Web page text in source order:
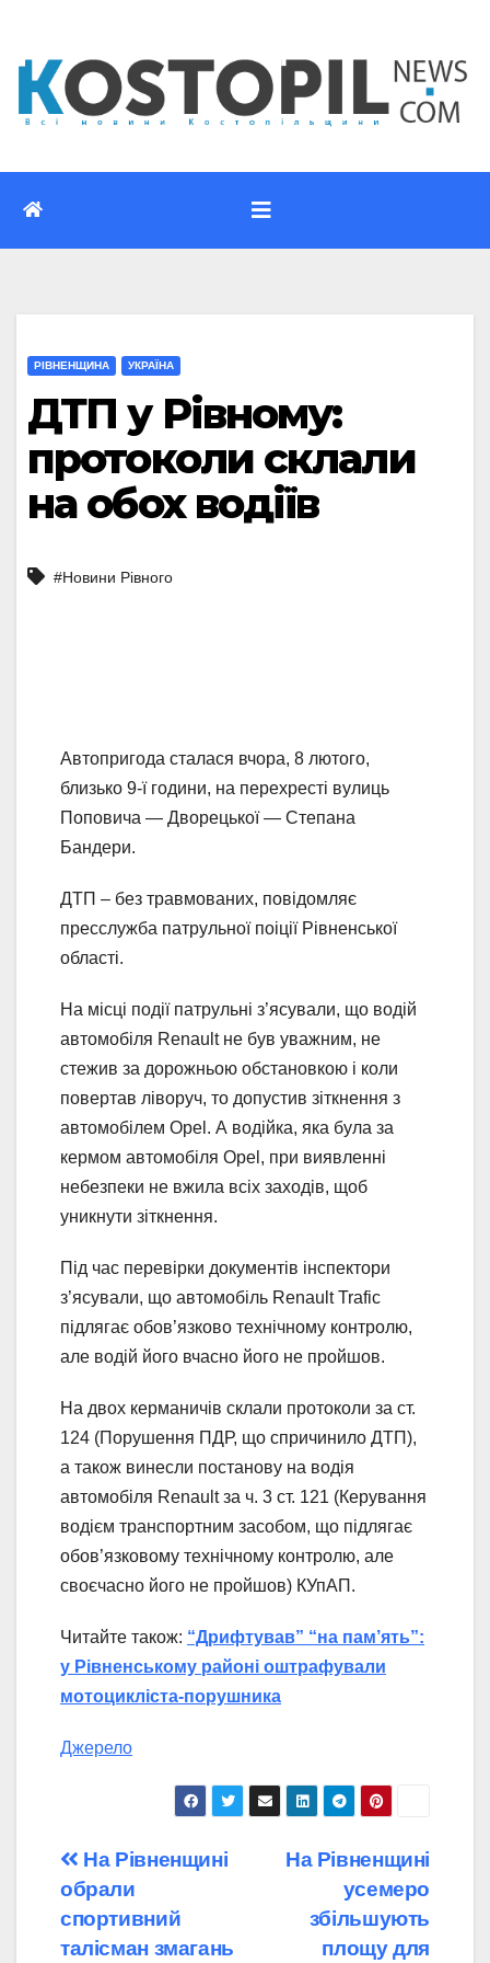
вмісту
РІВНЕНЩИНА УКРАЇНА
ДТП у Рівному:
протоколи склали
на обох водіїв
#Новини Рівного
Автопригода сталася вчора, 8 лютого,
близько 9-ї години, на перехресті вулиць
Поповича — Дворецької — Степана
Бандери.
ДТП – без травмованих, повідомляє
пресслужба патрульної поіції Рівненської
області.
На місці події патрульні з’ясували, що водій
автомобіля Renault не був уважним, не
стежив за дорожньою обстановкою і коли
повертав ліворуч, то допустив зіткнення з
автомобілем Opel. А водійка, яка була за
кермом автомобіля Opel, при виявленні
небезпеки не вжила всіх заходів, щоб
уникнути зіткнення.
Під час перевірки документів інспектори
з’ясували, що автомобіль Renault Trafic
підлягає обов’язково технічному контролю,
але водій його вчасно його не пройшов.
На двох керманичів склали протоколи за ст.
124 (Порушення ПДР, що спричинило ДТП),
а також винесли постанову на водія
автомобіля Renault за ч. 3 ст. 121 (Керування
водієм транспортним засобом, що підлягає
обов’язковому технічному контролю, але
своєчасно його не пройшов) КУпАП.
Читайте також: “Дрифтував” “на пам’ять”:
у Рівненському районі оштрафували
мотоцикліста-порушника
Джерело
Навігація
записів
На Рівненщині
усемеро
збільшують
площу для
На Рівненщині
обрали
спортивний
талісман змагань